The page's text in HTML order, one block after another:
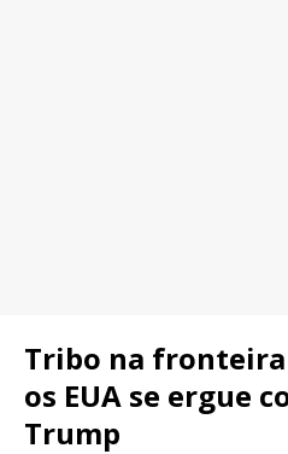
Tribo na
os EUA se ergue
Trump